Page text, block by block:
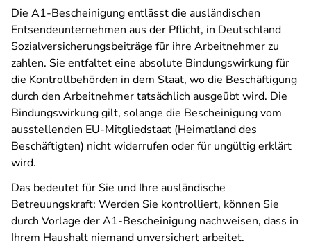
Die A1-Bescheinigung entlässt die ausländischen
Entsendeunternehmen aus der Pflicht, in Deutschland
Sozialversicherungsbeiträge für ihre Arbeitnehmer zu
zahlen. Sie entfaltet eine absolute Bindungswirkung für
die Kontrollbehörden in dem Staat, wo die Beschäftigung
durch den Arbeitnehmer tatsächlich ausgeübt wird. Die
Bindungswirkung gilt, solange die Bescheinigung vom
ausstellenden EU-Mitgliedstaat (Heimatland des
Beschäftigten) nicht widerrufen oder für ungültig erklärt
wird.
Das bedeutet für Sie und Ihre ausländische
Betreuungskraft: Werden Sie kontrolliert, können Sie
durch Vorlage der A1-Bescheinigung nachweisen, dass in
Ihrem Haushalt niemand unversichert arbeitet.